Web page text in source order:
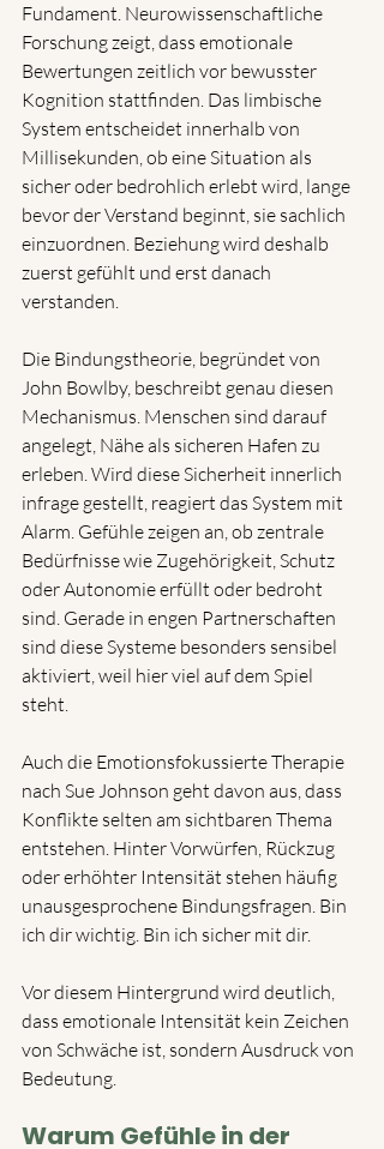
Fundament. Neurowissenschaftliche
Forschung zeigt, dass emotionale
Bewertungen zeitlich vor bewusster
Kognition stattfinden. Das limbische
System entscheidet innerhalb von
Millisekunden, ob eine Situation als
sicher oder bedrohlich erlebt wird, lange
bevor der Verstand beginnt, sie sachlich
einzuordnen. Beziehung wird deshalb
zuerst gefühlt und erst danach
verstanden.
Die Bindungstheorie, begründet von
John Bowlby, beschreibt genau diesen
Mechanismus. Menschen sind darauf
angelegt, Nähe als sicheren Hafen zu
erleben. Wird diese Sicherheit innerlich
infrage gestellt, reagiert das System mit
Alarm. Gefühle zeigen an, ob zentrale
Bedürfnisse wie Zugehörigkeit, Schutz
oder Autonomie erfüllt oder bedroht
sind. Gerade in engen Partnerschaften
sind diese Systeme besonders sensibel
aktiviert, weil hier viel auf dem Spiel
steht.
Auch die Emotionsfokussierte Therapie
nach Sue Johnson geht davon aus, dass
Konflikte selten am sichtbaren Thema
entstehen. Hinter Vorwürfen, Rückzug
oder erhöhter Intensität stehen häufig
unausgesprochene Bindungsfragen. Bin
ich dir wichtig. Bin ich sicher mit dir.
Vor diesem Hintergrund wird deutlich,
dass emotionale Intensität kein Zeichen
von Schwäche ist, sondern Ausdruck von
Bedeutung.
Warum Gefühle in der